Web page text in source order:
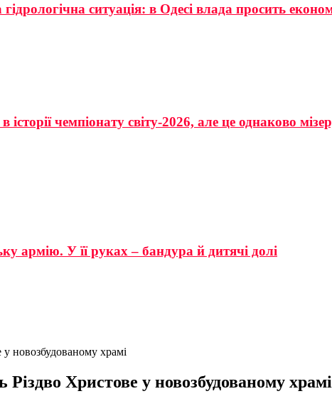
ситуація: в Одесі влада просить
чемпіонату світу-2026, але це однаково
армію. У її руках – бандура й дитячі долі
новозбудованому храмі
Христове у новозбудованому храмі